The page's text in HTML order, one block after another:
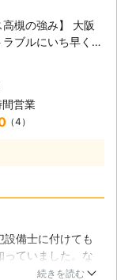
得意さまも長年に
いている信頼ので
な技術と経験で、
ご提供させていた
する質問や疑
談も受け付けてお
カギ交換など以外
高槻の強み】 大阪
ブルにいち早く対
ス高槻はお客様に
サービスのご提案
当社では鍵開け、
鍵トラブルのみな
キーの合鍵作成も
ご提示させて頂き
でご不明な点はお
営業
（4）
備士に付けても
っていました。な
時に防犯設備士さ
続きを読む